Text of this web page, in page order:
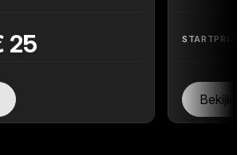
25 STARTPRIJS
Bekijk